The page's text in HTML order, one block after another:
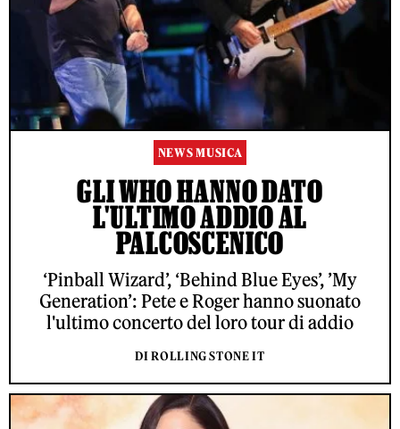
NEWS MUSICA
GLI WHO HANNO DATO
L'ULTIMO ADDIO AL
PALCOSCENICO
‘Pinball Wizard’, ‘Behind Blue Eyes’, ’My
Generation’: Pete e Roger hanno suonato
l'ultimo concerto del loro tour di addio
DI ROLLING STONE IT